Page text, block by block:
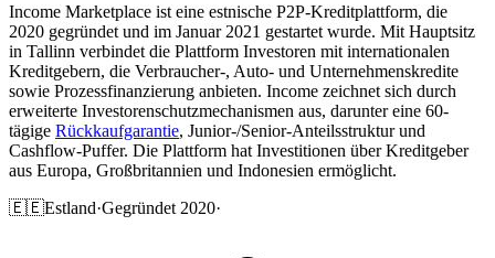
Income Marketplace ist eine estnische P2P-Kreditplattform, die
2020 gegründet und im Januar 2021 gestartet wurde. Mit Hauptsitz
in Tallinn verbindet die Plattform Investoren mit internationalen
Kreditgebern, die Verbraucher-, Auto- und Unternehmenskredite
sowie Prozessfinanzierung anbieten. Income zeichnet sich durch
erweiterte Investorenschutzmechanismen aus, darunter eine 60-
tägige Rückkaufgarantie, Junior-/Senior-Anteilsstruktur und
Cashflow-Puffer. Die Plattform hat Investitionen über Kreditgeber
aus Europa, Großbritannien und Indonesien ermöglicht.
🇪🇪Estland·Gegründet 2020·